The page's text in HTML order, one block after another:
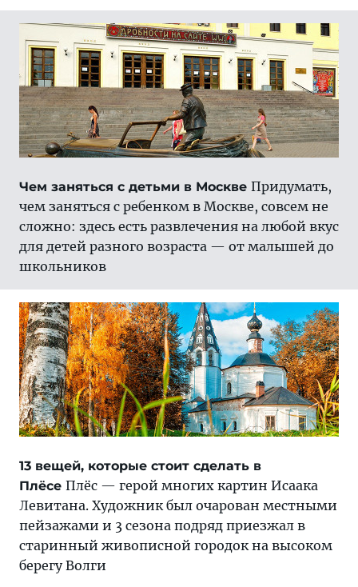
Чем заняться с детьми в Москве Придумать,
чем заняться с ребенком в Москве, совсем не
сложно: здесь есть развлечения на любой вкус
для детей разного возраста — от малышей до
школьников
13 вещей, которые стоит сделать в
Плёсе Плёс — герой многих картин Исаака
Левитана. Художник был очарован местными
пейзажами и 3 сезона подряд приезжал в
старинный живописной городок на высоком
берегу Волги